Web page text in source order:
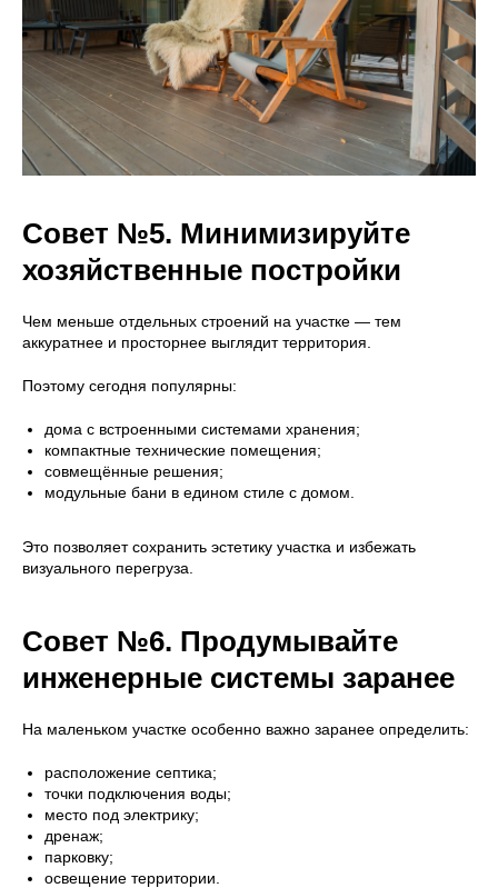
Совет №5. Минимизируйте
хозяйственные постройки
Чем меньше отдельных строений на участке — тем
аккуратнее и просторнее выглядит территория.
Поэтому сегодня популярны:
дома с встроенными системами хранения;
компактные технические помещения;
совмещённые решения;
модульные бани в едином стиле с домом.
Это позволяет сохранить эстетику участка и избежать
визуального перегруза.
Совет №6. Продумывайте
инженерные системы заранее
На маленьком участке особенно важно заранее определить:
расположение септика;
точки подключения воды;
место под электрику;
дренаж;
парковку;
освещение территории.